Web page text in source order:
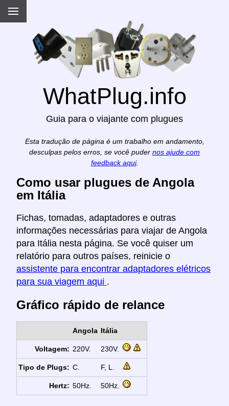
WhatPlug.info
Guia para o viajante com plugues
Esta tradução de página é um trabalho em andamento,
desculpas pelos erros, se você puder nos ajude com
feedback aqui.
Como usar plugues de Angola
em Itália
Fichas, tomadas, adaptadores e outras
informações necessárias para viajar de Angola
para Itália nesta página. Se você quiser um
relatório para outros países, reinicie o
assistente para encontrar adaptadores elétricos
para sua viagem aqui .
Gráfico rápido de relance
Angola Itália
Voltagem: 220V. 230V.
Tipo de Plugs: C. F, L.
Hertz: 50Hz. 50Hz.